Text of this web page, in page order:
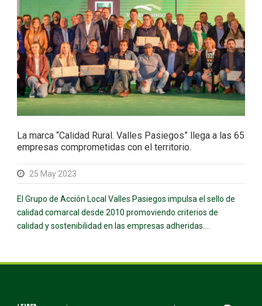
La marca “Calidad Rural. Valles Pasiegos” llega a las 65
empresas comprometidas con el territorio.
25 May 2023
El Grupo de Acción Local Valles Pasiegos impulsa el sello de
calidad comarcal desde 2010 promoviendo criterios de
calidad y sostenibilidad en las empresas adheridas....